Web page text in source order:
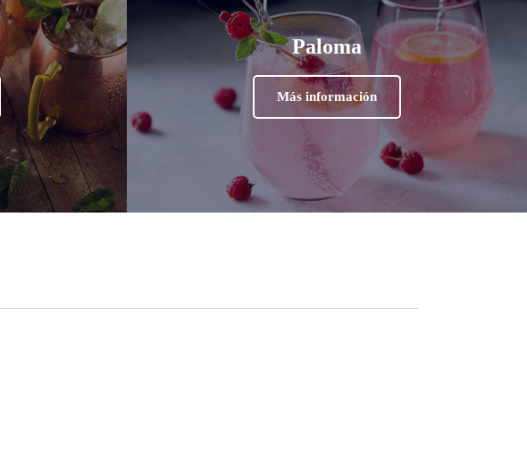
Paloma
Más información